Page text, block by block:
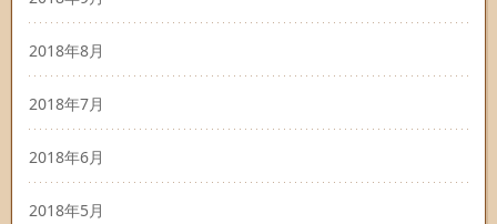
2018年8月
2018年7月
2018年6月
2018年5月